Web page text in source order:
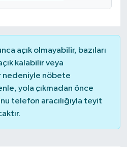
açık olmayabilir, bazıları
kalabilir veya
nedeniyle nöbete
yola çıkmadan önce
telefon aracılığıyla teyit